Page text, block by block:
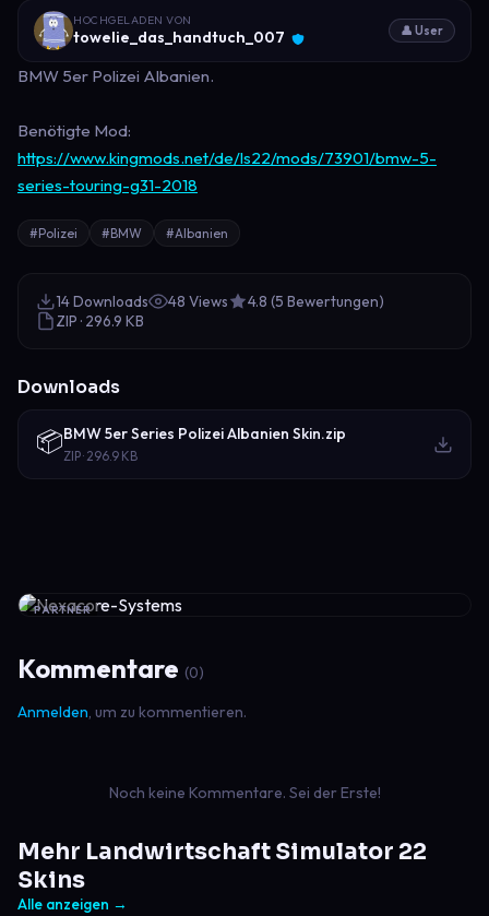
HOCHGELADEN VON
towelie_das_handtuch_007 👤 User
BMW 5er Polizei Albanien.
Benötigte Mod:
https://www.kingmods.net/de/ls22/mods/73901/bmw-5-
series-touring-g31-2018
#Polizei #BMW #Albanien
14 Downloads 48 Views
4.8 (5 Bewertungen)
ZIP · 296.9 KB
Downloads
📦BMW 5er Series Polizei Albanien Skin.zip
ZIP · 296.9 KB
PARTNER
Kommentare (0)
Anmelden, um zu kommentieren.
Noch keine Kommentare. Sei der Erste!
Mehr Landwirtschaft Simulator 22
Skins
Alle anzeigen →